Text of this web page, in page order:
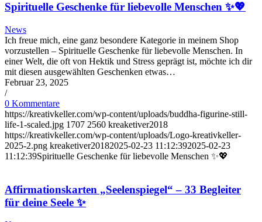
Spirituelle Geschenke für liebevolle Menschen ✨💖
News
Ich freue mich, eine ganz besondere Kategorie in meinem Shop
vorzustellen – Spirituelle Geschenke für liebevolle Menschen. In
einer Welt, die oft von Hektik und Stress geprägt ist, möchte ich dir
mit diesen ausgewählten Geschenken etwas…
Februar 23, 2025
/
0 Kommentare
https://kreativkeller.com/wp-content/uploads/buddha-figurine-still-
life-1-scaled.jpg 1707 2560 kreaketiver2018
https://kreativkeller.com/wp-content/uploads/Logo-kreativkeller-
2025-2.png kreaketiver20182025-02-23 11:12:392025-02-23
11:12:39Spirituelle Geschenke für liebevolle Menschen ✨💖
Affirmationskarten „Seelenspiegel“ – 33 Begleiter
für deine Seele ✨